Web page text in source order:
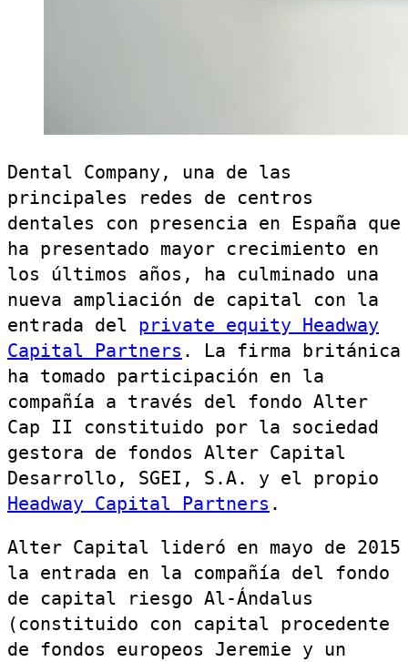
Dental Company, una de las
principales redes de centros
dentales con presencia en España que
ha presentado mayor crecimiento en
los últimos años, ha culminado una
nueva ampliación de capital con la
entrada del private equity Headway
Capital Partners .
La firma británica
ha tomado participación en la
compañía a través del fondo Alter
Cap II constituido por la sociedad
gestora de fondos Alter Capital
Desarrollo, SGEI, S.A. y el propio
Headway Capital Partners .
Alter Capital lideró en mayo de 2015
la entrada en la compañía del fondo
de capital riesgo Al‐Ándalus
(constituido con capital procedente
de fondos europeos Jeremie y un